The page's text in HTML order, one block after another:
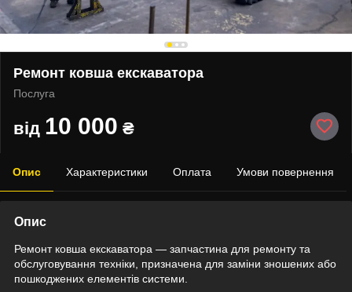
Ремонт ковша екскаватора
Послуга
від 10 000 ₴
Опис Характеристики Оплата Умови повернення
Опис
Ремонт ковша екскаватора — запчастина для ремонту та
обслуговування техніки, призначена для заміни зношених або
пошкоджених елементів системи.